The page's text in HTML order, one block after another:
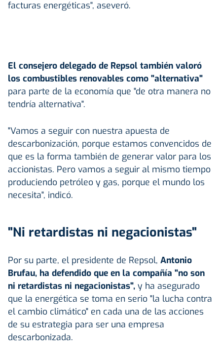
facturas energéticas", aseveró.
El consejero delegado de Repsol también valoró
los combustibles renovables como "alternativa"
para parte de la economía que "de otra manera no
tendría alternativa".
"Vamos a seguir con nuestra apuesta de
descarbonización, porque estamos convencidos de
que es la forma también de generar valor para los
accionistas. Pero vamos a seguir al mismo tiempo
produciendo petróleo y gas, porque el mundo los
necesita", indicó.
"Ni retardistas ni negacionistas"
Por su parte, el presidente de Repsol, Antonio
Brufau, ha defendido que en la compañía "no son
ni retardistas ni negacionistas", y ha asegurado
que la energética se toma en serio "la lucha contra
el cambio climático" en cada una de las acciones
de su estrategia para ser una empresa
descarbonizada.